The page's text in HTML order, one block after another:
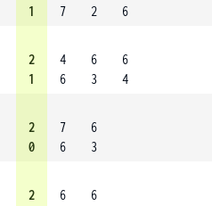
1
7
2
6
2
1
4
6
6
3
6
4
2
0
7
6
6
3
2
6
6